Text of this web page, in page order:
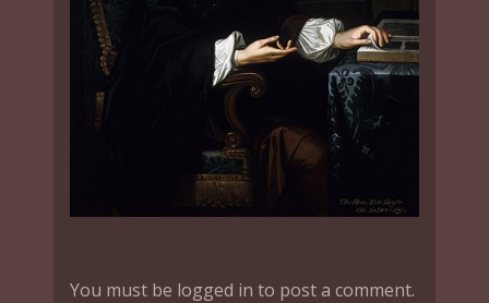
You must be logged in to post a comment.